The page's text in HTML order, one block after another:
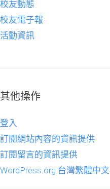
校友動態
校友電子報
活動資訊
其他操作
登入
訂閱網站內容的資訊提供
訂閱留言的資訊提供
WordPress.org 台灣繁體中文